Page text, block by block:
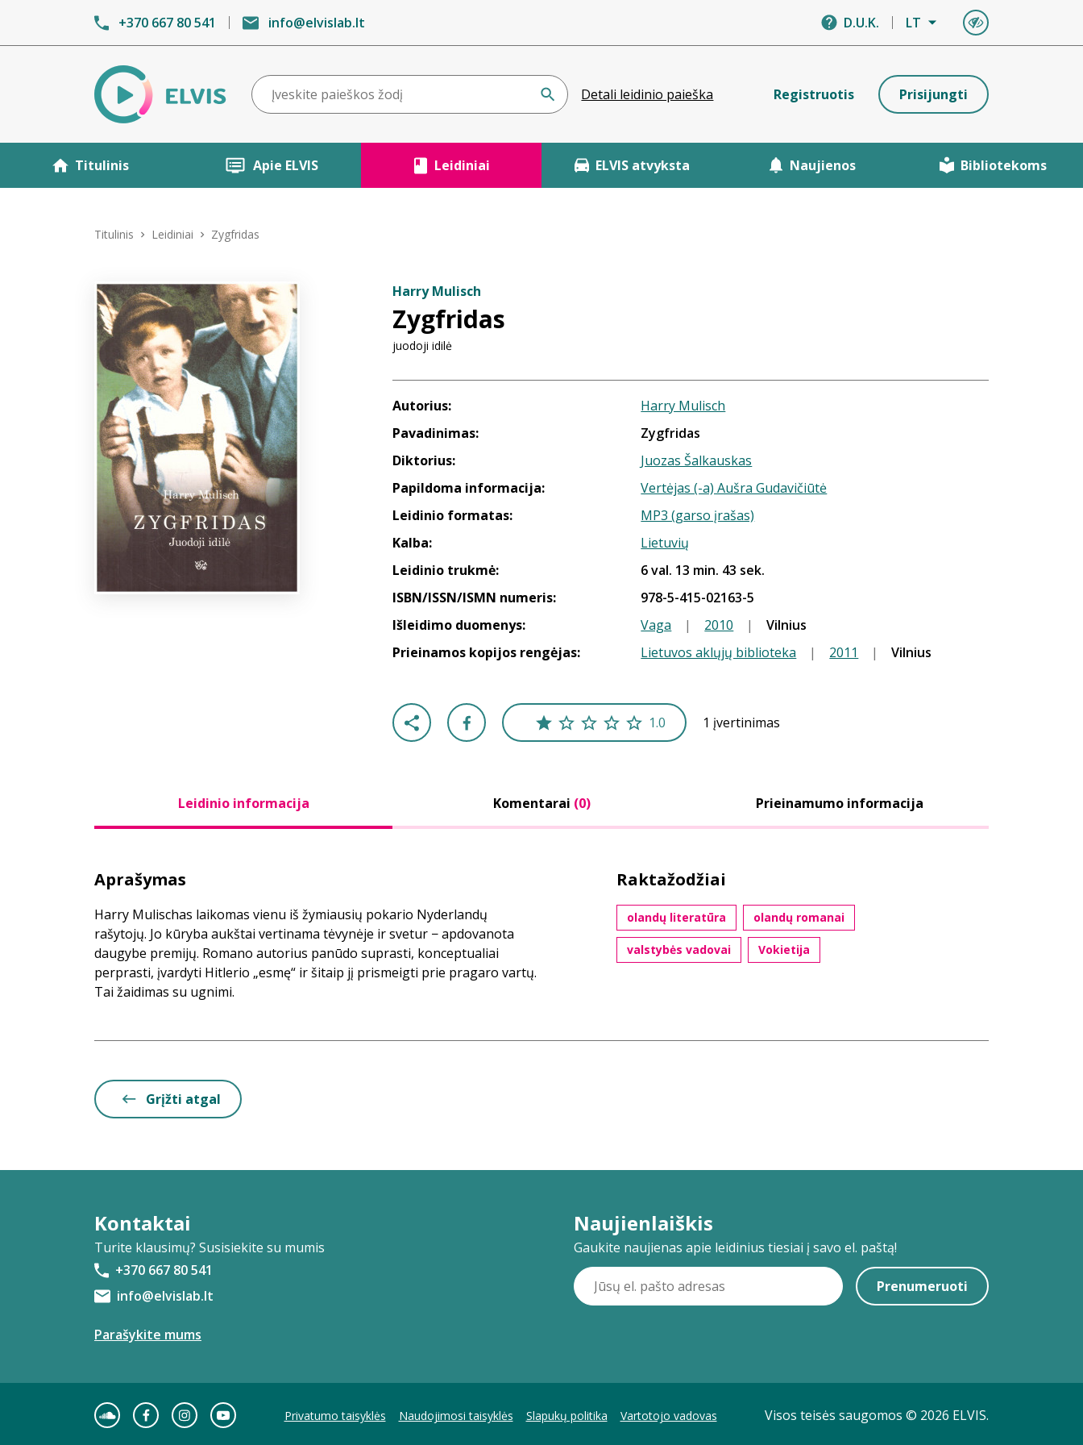
+370 667 80 541 info@elvislab.lt D.U.K. LT
Detali leidinio paieška Registruotis Prisijungti
Titulinis Apie ELVIS Leidiniai ELVIS atvyksta Naujienos Bibliotekoms
Titulinis Leidiniai Zygfridas
Harry Mulisch
Zygfridas
juodoji idilė
Autorius:
Harry Mulisch
Pavadinimas:
Zygfridas
Diktorius:
Juozas Šalkauskas
Papildoma informacija:
Vertėjas (-a) Aušra Gudavičiūtė
Leidinio formatas:
MP3 (garso įrašas)
Kalba:
Lietuvių
Leidinio trukmė:
6 val. 13 min. 43 sek.
ISBN/ISSN/ISMN numeris:
978-5-415-02163-5
Išleidimo duomenys:
Vaga | 2010 |
Vilnius
Prieinamos kopijos rengėjas:
Lietuvos aklųjų biblioteka | 2011 | Vilnius
1.0 1 įvertinimas
Leidinio informacija Komentarai (0) Prieinamumo informacija
Aprašymas
Harry Mulischas laikomas vienu iš žymiausių pokario Nyderlandų
rašytojų. Jo kūryba aukštai vertinama tėvynėje ir svetur − apdovanota
daugybe premijų. Romano autorius panūdo suprasti, konceptualiai
perprasti, įvardyti Hitlerio „esmę“ ir šitaip jį prismeigti prie pragaro vartų.
Tai žaidimas su ugnimi.
Raktažodžiai
olandų literatūra olandų romanai
valstybės vadovai Vokietija
Grįžti atgal
Kontaktai
Turite klausimų? Susisiekite su mumis
+370 667 80 541
info@elvislab.lt
Parašykite mums
Naujienlaiškis
Gaukite naujienas apie leidinius tiesiai į savo el. paštą!
Prenumeruoti
Visos teisės saugomos © 2026 ELVIS.
Privatumo taisyklės Naudojimosi taisyklės Slapukų politika Vartotojo vadovas